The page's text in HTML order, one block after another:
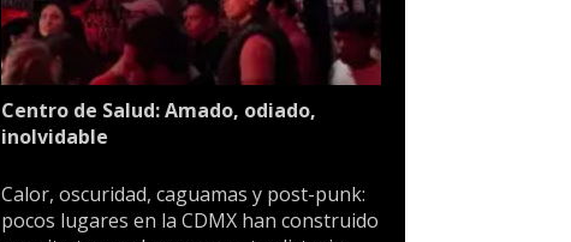
Centro de Salud: Amado, odiado,
inolvidable
Calor, oscuridad, caguamas y post-punk:
pocos lugares en la CDMX han construido